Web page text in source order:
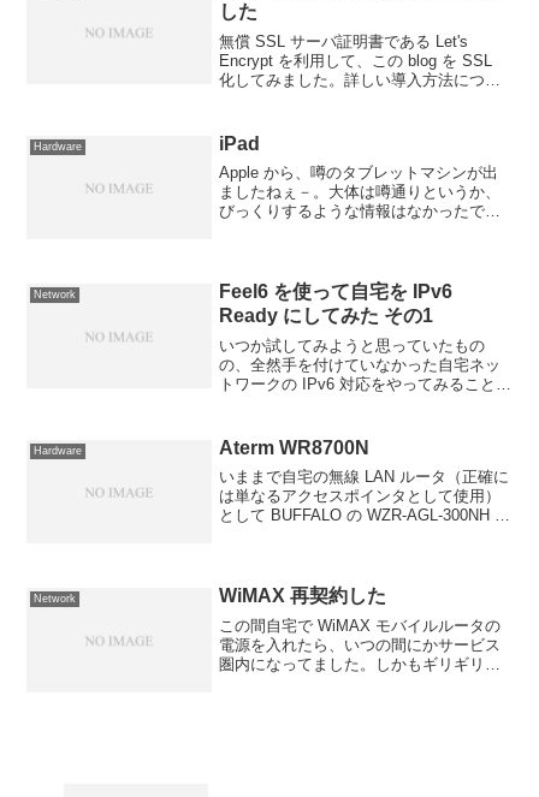
した
無償 SSL サーバ証明書である Let's
Encrypt を利用して、この blog を SSL
化してみました。詳しい導入方法につい
clone して使う...
Hardware iPad
Apple から、噂のタブレットマシンが出
ましたねぇ－。大体は噂通りというか、
びっくりするような情報はなかったです
はまだ日...
Network
Feel6 を使って自宅を IPv6
Ready にしてみた その1
いつか試してみようと思っていたもの
の、全然手を付けていなかった自宅ネッ
トワークの IPv6 対応をやってみることに
ークへ接続します。環境構築手順は以下
のサ...
Hardware Aterm WR8700N
いままで自宅の無線 LAN ルータ（正確に
は単なるアクセスポインタとして使用）
として BUFFALO の WZR-AGL-300NH を
Network WiMAX 再契約した
この間自宅で WiMAX モバイルルータの
電源を入れたら、いつの間にかサービス
圏内になってました。しかもギリギリ電